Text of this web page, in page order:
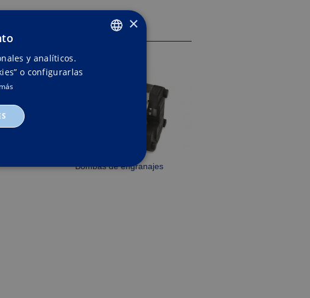
Bombas de engranajes
×
y analíticos.
o configurarlas
ORIENTACIÓN
del usuario y la administración de